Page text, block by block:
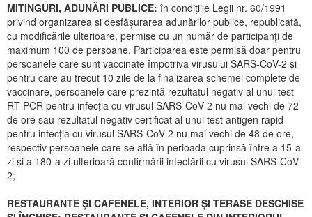
MITINGURI, ADUNĂRI PUBLICE: în condițiile Legii nr. 60/1991
privind organizarea și desfășurarea adunărilor publice, republicată,
cu modificările ulterioare, permise cu un număr de participanți de
maximum 100 de persoane. Participarea este permisă doar pentru
persoanele care sunt vaccinate împotriva virusului SARS-CoV-2 și
pentru care au trecut 10 zile de la finalizarea schemei complete de
vaccinare, persoanele care prezintă rezultatul negativ al unui test
RT-PCR pentru infecția cu virusul SARS-CoV-2 nu mai vechi de 72
de ore sau rezultatul negativ certificat al unui test antigen rapid
pentru infecția cu virusul SARS-CoV-2 nu mai vechi de 48 de ore,
respectiv persoanele care se află în perioada cuprinsă între a 15-a
zi și a 180-a zi ulterioară confirmării infectării cu virusul SARS-CoV-
2;
RESTAURANTE ȘI CAFENELE, INTERIOR ȘI TERASE DESCHISE